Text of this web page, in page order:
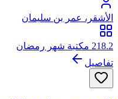
الأشقر، عمر بن سليمان
218.2 مكتبة شهر رمضان
تفاصيل